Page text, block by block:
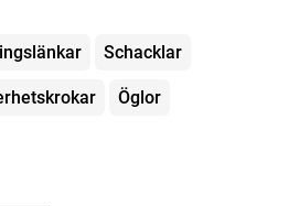
Schacklar
Öglor